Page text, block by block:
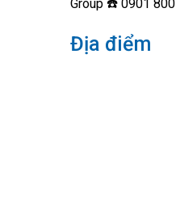
Group ☎️ 0901
Địa điểm